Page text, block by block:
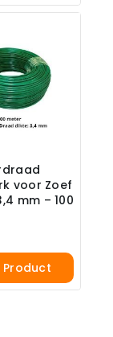
voor Zoef
mm – 100
Product